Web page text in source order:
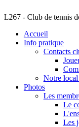
L267 - Club de tennis
Accueil
Info pratique
Contacts
Notre
Photos
Les
Le
Les